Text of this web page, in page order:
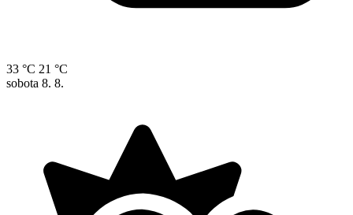
33 °C 21 °C
sobota 8. 8.